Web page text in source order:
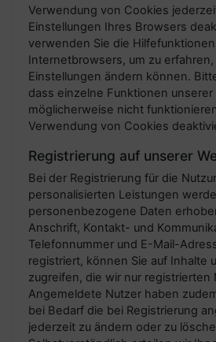
Verwendung von Cookies
Einstellungen Ihres Browsers
verwenden Sie die
Internetbrowsers, um zu
Einstellungen ändern können.
dass einzelne Funktionen unserer
möglicherweise nicht
Verwendung von Cookies
Registrierung auf unserer
Bei der Registrierung für die
personalisierten Leistungen
personenbezogene Daten
Anschrift, Kontakt- und
Telefonnummer und E-Mail-
registriert, können Sie auf Inhalte
zugreifen, die wir nur registrierten
Angemeldete Nutzer haben
bei Bedarf die bei Registrierung
jederzeit zu ändern oder zu